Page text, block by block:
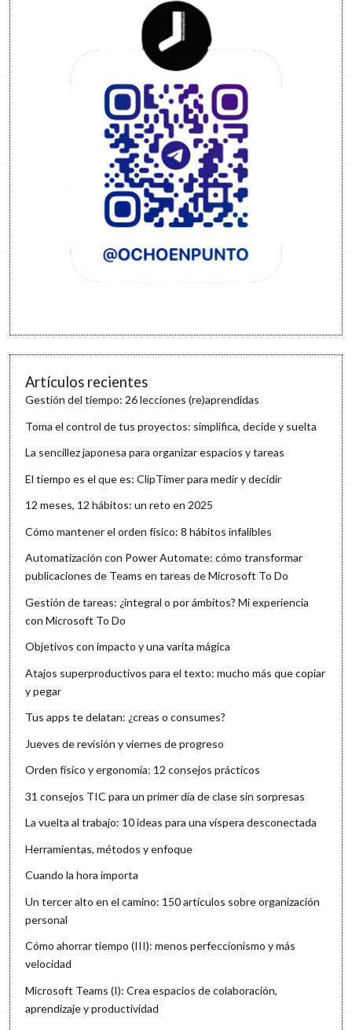
Artículos recientes
Gestión del tiempo: 26 lecciones (re)aprendidas
Toma el control de tus proyectos: simplifica, decide y suelta
La sencillez japonesa para organizar espacios y tareas
El tiempo es el que es: ClipTimer para medir y decidir
12 meses, 12 hábitos: un reto en 2025
Cómo mantener el orden físico: 8 hábitos infalibles
Automatización con Power Automate: cómo transformar
publicaciones de Teams en tareas de Microsoft To Do
Gestión de tareas: ¿integral o por ámbitos? Mi experiencia
con Microsoft To Do
Objetivos con impacto y una varita mágica
Atajos superproductivos para el texto: mucho más que copiar
y pegar
Tus apps te delatan: ¿creas o consumes?
Jueves de revisión y viernes de progreso
Orden físico y ergonomía: 12 consejos prácticos
31 consejos TIC para un primer día de clase sin sorpresas
La vuelta al trabajo: 10 ideas para una víspera desconectada
Herramientas, métodos y enfoque
Cuando la hora importa
Un tercer alto en el camino: 150 artículos sobre organización
personal
Cómo ahorrar tiempo (III): menos perfeccionismo y más
velocidad
Microsoft Teams (I): Crea espacios de colaboración,
aprendizaje y productividad